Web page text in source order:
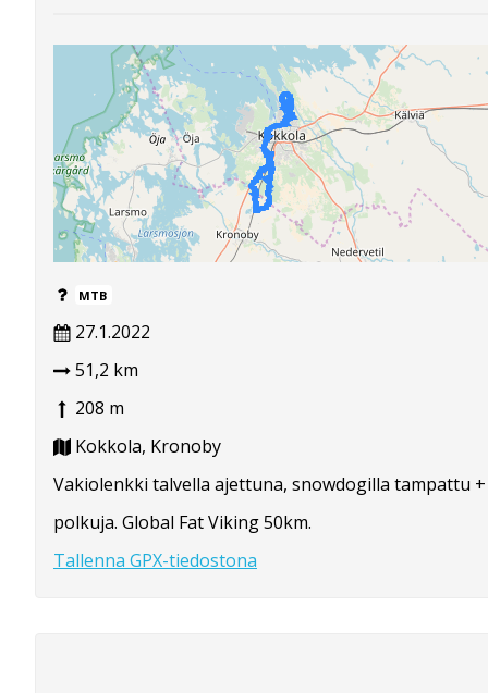
MTB
27.1.2022
51,2 km
208 m
Kokkola, Kronoby
Vakiolenkki talvella ajettuna, snowdogilla tampattu
polkuja. Global Fat Viking 50km.
Tallenna GPX-tiedostona